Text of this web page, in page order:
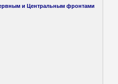
и Центральным фронтами